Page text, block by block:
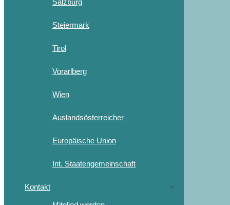
Steiermark
Tirol
Vorarlberg
Wien
Auslandsösterreicher
Europäische Union
Int. Staatengemeinschaft
Kontakt